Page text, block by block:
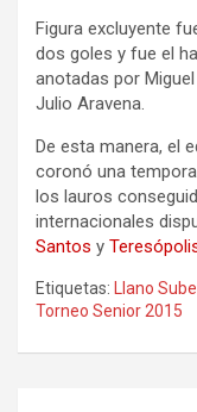
Figura excluyente
dos goles y fue el
anotadas por
Julio Aravena.
De esta manera, el
coronó una
los lauros
internacionales
Santos y
Etiquetas: Llano
Torneo Senior 2015